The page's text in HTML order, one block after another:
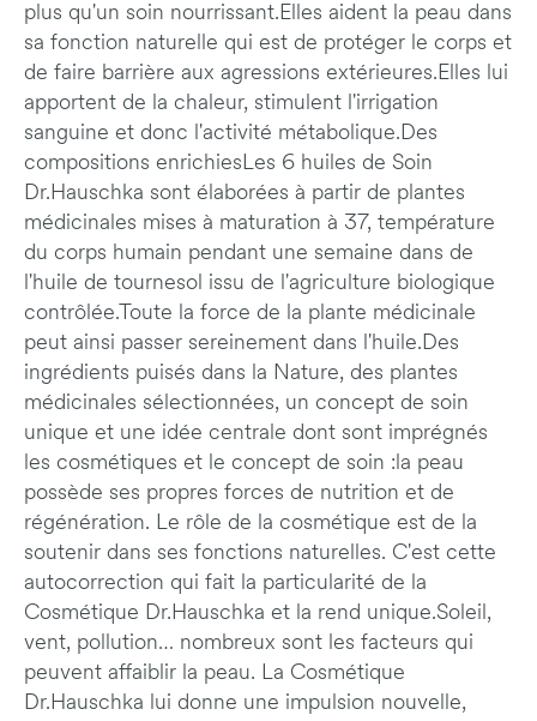
plus qu'un soin nourrissant.Elles aident la peau dans
sa fonction naturelle qui est de protéger le corps et
de faire barrière aux agressions extérieures.Elles lui
apportent de la chaleur, stimulent l'irrigation
sanguine et donc l'activité métabolique.Des
compositions enrichiesLes 6 huiles de Soin
Dr.Hauschka sont élaborées à partir de plantes
médicinales mises à maturation à 37, température
du corps humain pendant une semaine dans de
l'huile de tournesol issu de l'agriculture biologique
contrôlée.Toute la force de la plante médicinale
peut ainsi passer sereinement dans l'huile.Des
ingrédients puisés dans la Nature, des plantes
médicinales sélectionnées, un concept de soin
unique et une idée centrale dont sont imprégnés
les cosmétiques et le concept de soin :la peau
possède ses propres forces de nutrition et de
régénération. Le rôle de la cosmétique est de la
soutenir dans ses fonctions naturelles. C'est cette
autocorrection qui fait la particularité de la
Cosmétique Dr.Hauschka et la rend unique.Soleil,
vent, pollution… nombreux sont les facteurs qui
peuvent affaiblir la peau. La Cosmétique
Dr.Hauschka lui donne une impulsion nouvelle,